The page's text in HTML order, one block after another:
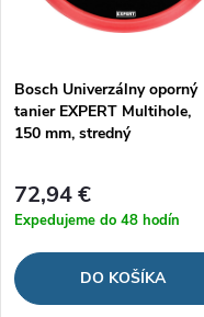
p
o
d
p
r
o
d
u
Bosch Univerzálny oporný
tanier EXPERT Multihole,
150 mm, stredný
72,94 €
Expedujeme do 48 hodín
DO KOŠÍKA